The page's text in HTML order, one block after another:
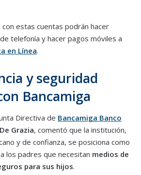
estas cuentas podrán hacer
telefonía y hacer pagos móviles a
en Línea.
y seguridad
Bancamiga
Directiva de Bancamiga Banco
Grazia, comentó que la institución,
y de confianza, se posiciona como
los padres que necesitan medios de
para sus hijos.